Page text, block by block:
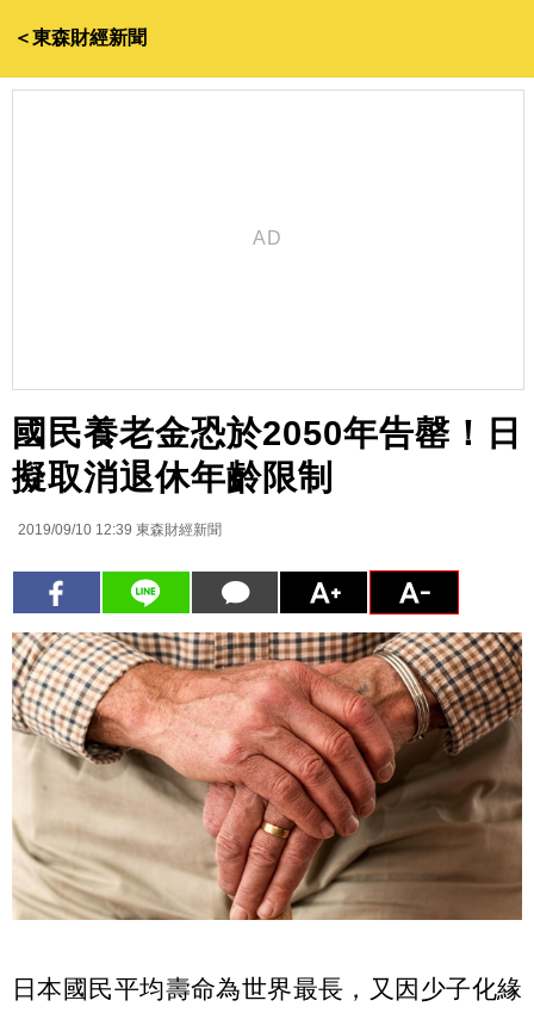
＜東森財經新聞
國民養老金恐於2050年告罄！日
擬取消退休年齡限制
2019/09/10 12:39 東森財經新聞
日本國民平均壽命為世界最長，又因少子化緣